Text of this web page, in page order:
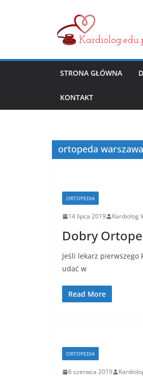
STRONA GŁÓWNA
KONTAKT
ortopeda warszawa
ORTOPEDIA
14 lipca 2019 Kardiolog
Dobry
Jeśli lekarz
udać w
Read More
ORTOPEDIA
6 czerwca 2019